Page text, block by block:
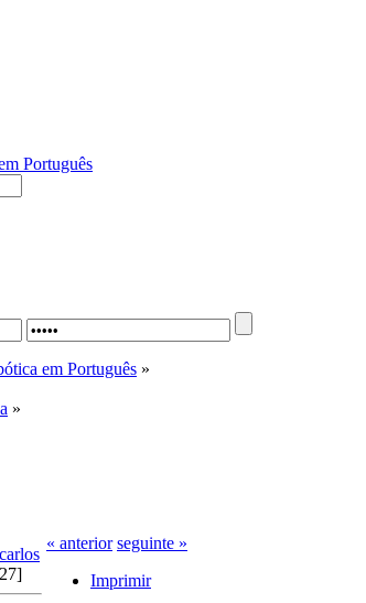
Português
em Português »
»
« anterior seguinte »
Imprimir